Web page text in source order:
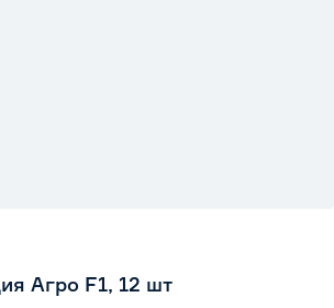
Агро F1, 12 шт